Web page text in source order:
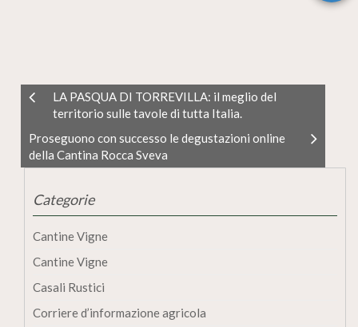
LA PASQUA DI TORREVILLA: il meglio del
territorio sulle tavole di tutta Italia.
Proseguono con successo le degustazioni online
della Cantina Rocca Sveva
Categorie
Cantine Vigne
Cantine Vigne
Casali Rustici
Corriere d’informazione agricola